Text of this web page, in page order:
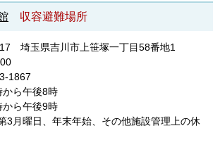
収容避難場所
埼玉県吉川市上笹塚一丁目58番地1
1867
ら午後8時
ら午後9時
3月曜日、年末年始、その他施設管理上の休